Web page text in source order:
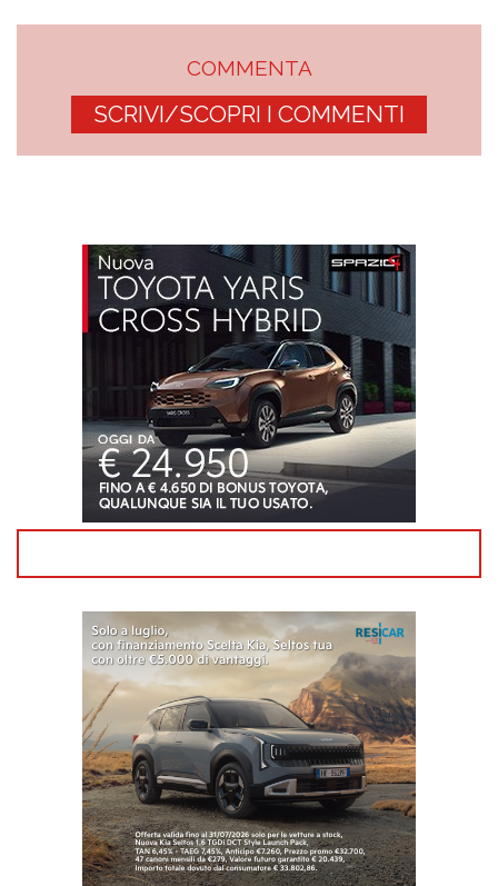
COMMENTA
SCRIVI/SCOPRI I COMMENTI